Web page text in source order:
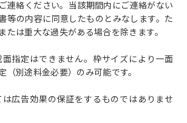
連絡ください。当該期間内にご連絡がない
等の内容に同意したものとみなします。た
たは重大な過失がある場合を除きます。
面指定はできません。枠サイズにより一面
（別途料金必要）のみ可能です。
は広告効果の保証をするものではありませ